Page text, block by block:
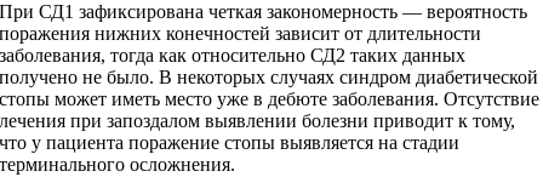
При СД1 зафиксирована четкая закономерность — вероятность
поражения нижних конечностей зависит от длительности
заболевания, тогда как относительно СД2 таких данных
получено не было. В некоторых случаях синдром диабетической
стопы может иметь место уже в дебюте заболевания. Отсутствие
лечения при запоздалом выявлении болезни приводит к тому,
что у пациента поражение стопы выявляется на стадии
терминального осложнения.